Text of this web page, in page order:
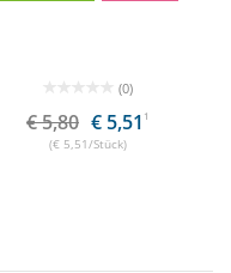
(0)
€ 5,80 € 5,51 1
(€ 5,51/Stück)